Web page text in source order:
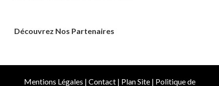
Découvrez Nos Partenaires
Mentions Légales | Contact| Plan Site| Politique de